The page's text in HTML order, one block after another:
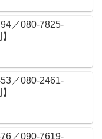
／080-7825-
／080-2461-
／090-7619-